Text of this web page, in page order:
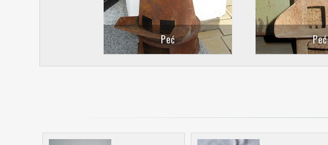
Peć Peć